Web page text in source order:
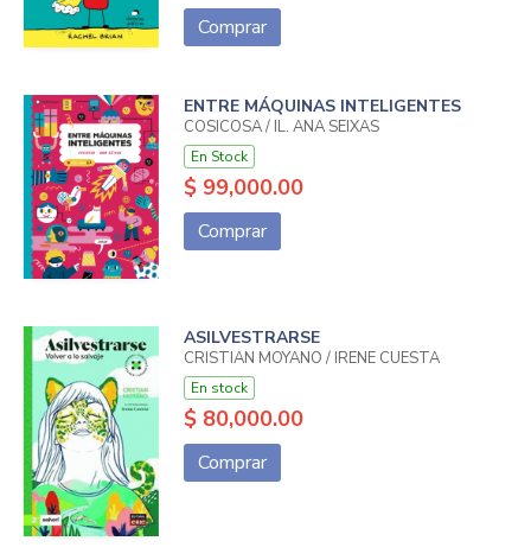
Comprar
ENTRE MÁQUINAS INTELIGENTES
COSICOSA / IL. ANA SEIXAS
En Stock
$ 99,000.00
Comprar
ASILVESTRARSE
CRISTIAN MOYANO / IRENE CUESTA
En stock
$ 80,000.00
Comprar